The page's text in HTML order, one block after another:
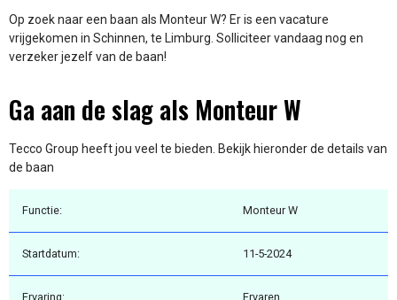
Op zoek naar een baan als Monteur W? Er is een vacature
vrijgekomen in Schinnen, te Limburg. Solliciteer vandaag nog en
verzeker jezelf van de baan!
Ga aan de slag als Monteur W
Tecco Group heeft jou veel te bieden. Bekijk hieronder de details van
de baan
Functie: Monteur W
Startdatum: 11-5-2024
Ervaring: Ervaren